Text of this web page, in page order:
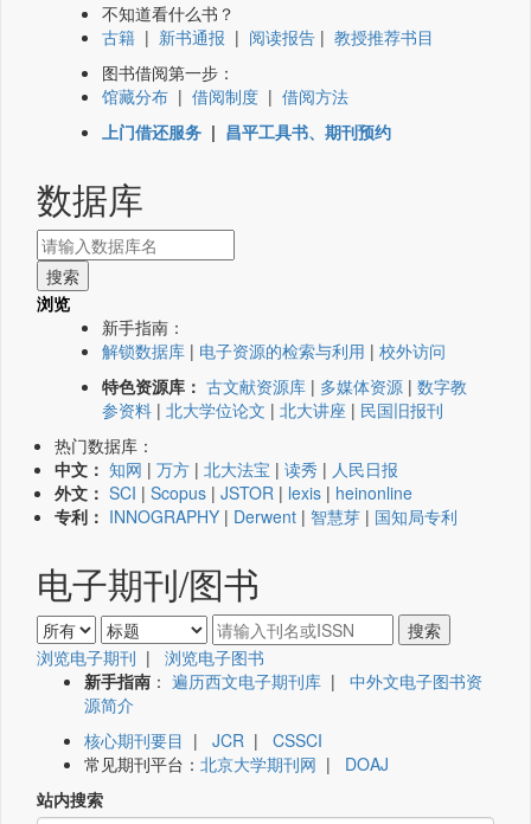
不知道看什么书？
古籍 | 新书通报 | 阅读报告 | 教授推荐书目
图书借阅第一步：
馆藏分布 | 借阅制度 | 借阅方法
上门借还服务 | 昌平工具书、期刊预约
数据库
浏览
新手指南：
解锁数据库 | 电子资源的检索与利用 | 校外访问
特色资源库： 古文献资源库 | 多媒体资源 | 数字教
参资料 | 北大学位论文 | 北大讲座 | 民国旧报刊
热门数据库：
中文： 知网 | 万方 | 北大法宝 | 读秀 | 人民日报
外文： SCI | Scopus | JSTOR | lexis | heinonline
专利： INNOGRAPHY | Derwent | 智慧芽 | 国知局专利
电子期刊/图书
浏览电子期刊 | 浏览电子图书
新手指南 ： 遍历西文电子期刊库 | 中外文电子图书资
源简介
核心期刊要目 | JCR | CSSCI
常见期刊平台： 北京大学期刊网 | DOAJ
站内搜索